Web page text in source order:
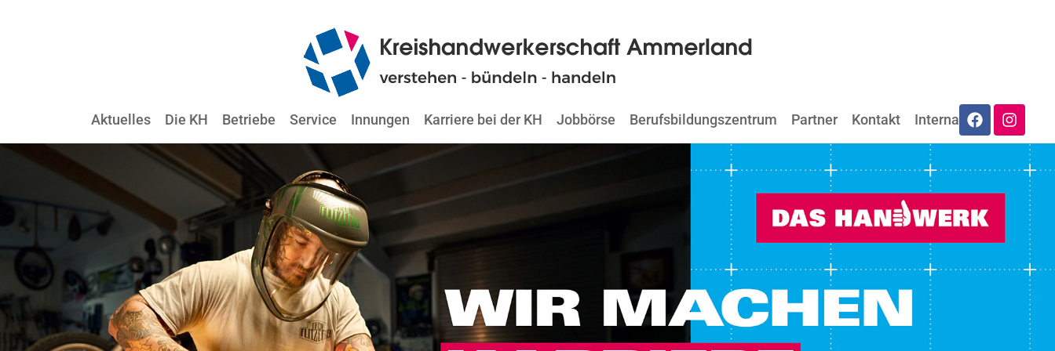
Aktuelles Die KH Betriebe Service Innungen Karriere bei der KH Jobbörse Berufsbildungszentrum Partner Kontakt Internat